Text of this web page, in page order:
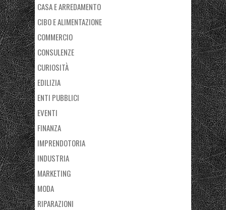
CASA E ARREDAMENTO
CIBO E ALIMENTAZIONE
COMMERCIO
CONSULENZE
CURIOSITÀ
EDILIZIA
ENTI PUBBLICI
EVENTI
FINANZA
IMPRENDOTORIA
INDUSTRIA
MARKETING
MODA
RIPARAZIONI